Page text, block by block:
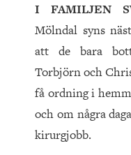
I FAMILJEN
Mölndal syns
att de bara
Torbjörn och
få ordning i
och om några
kirurgjobb.